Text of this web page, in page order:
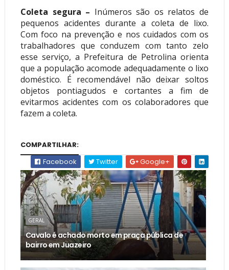
Coleta segura – Inúmeros são os relatos de
pequenos acidentes durante a coleta de lixo.
Com foco na prevenção e nos cuidados com os
trabalhadores que conduzem com tanto zelo
esse serviço, a Prefeitura de Petrolina orienta
que a população acomode adequadamente o lixo
doméstico. É recomendável não deixar soltos
objetos pontiagudos e cortantes a fim de
evitarmos acidentes com os colaboradores que
fazem a coleta.
COMPARTILHAR:
Facebook
Twitter Google+
GERAL
Cavalo é achado morto em praça pública de
bairro em Juazeiro